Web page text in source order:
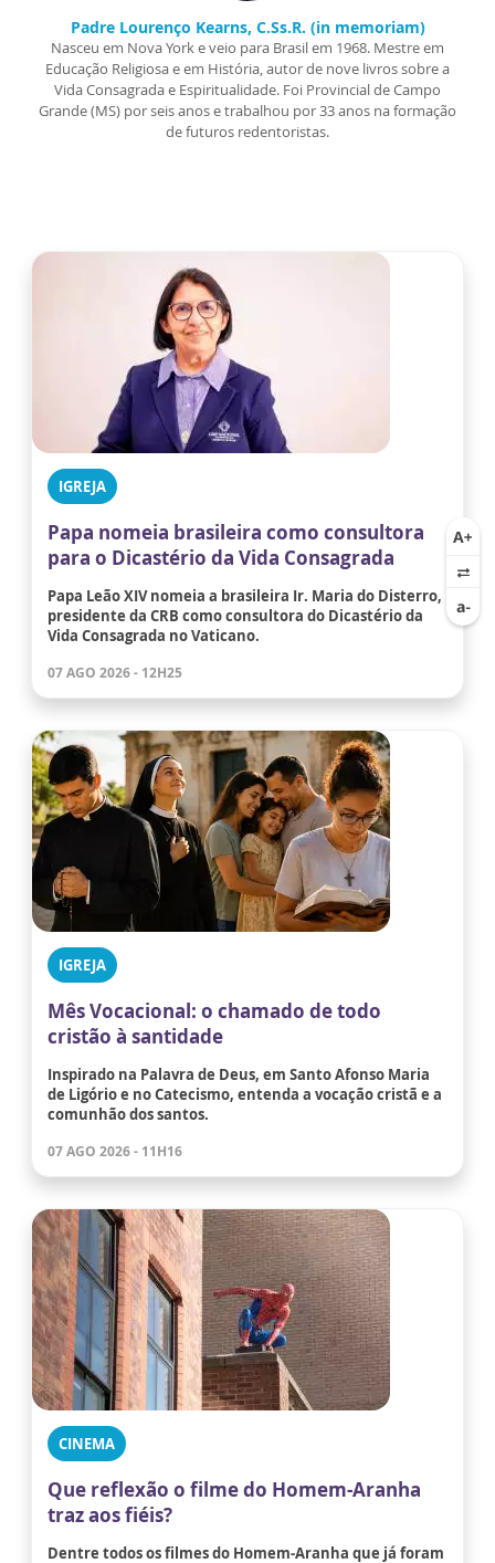
Padre Lourenço Kearns, C.Ss.R. (in memoriam)
Nasceu em Nova York e veio para Brasil em 1968. Mestre em
Educação Religiosa e em História, autor de nove livros sobre a
Vida Consagrada e Espiritualidade. Foi Provincial de Campo
Grande (MS) por seis anos e trabalhou por 33 anos na formação
de futuros redentoristas.
IGREJA
Papa nomeia brasileira como consultora
para o Dicastério da Vida Consagrada
Papa Leão XIV nomeia a brasileira Ir. Maria do Disterro,
presidente da CRB como consultora do Dicastério da
Vida Consagrada no Vaticano.
07 AGO 2026 - 12H25
IGREJA
Mês Vocacional: o chamado de todo
cristão à santidade
Inspirado na Palavra de Deus, em Santo Afonso Maria
de Ligório e no Catecismo, entenda a vocação cristã e a
comunhão dos santos.
07 AGO 2026 - 11H16
CINEMA
Que reflexão o filme do Homem-Aranha
traz aos fiéis?
Dentre todos os filmes do Homem-Aranha que já foram